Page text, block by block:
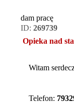
dam pracę
ID: 269739
Opieka nad
Witam
Telefon: